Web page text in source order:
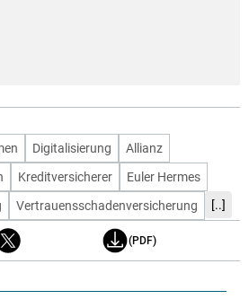
Digitalisierung
Allianz
Kreditversicherer
Euler Hermes
Vertrauensschadenversicherung [..]
(PDF)